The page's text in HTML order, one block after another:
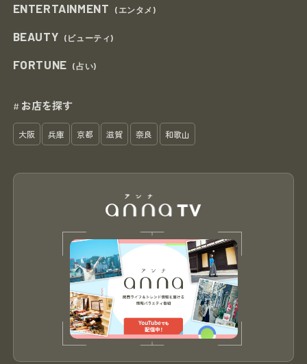
ENTERTAINMENT (エンタメ)
BEAUTY (ビューティ)
FORTUNE (占い)
# お店を探す
大阪 兵庫 京都 滋賀 奈良 和歌山